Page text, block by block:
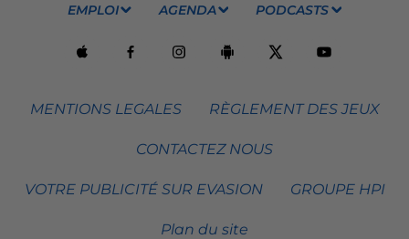
EMPLOI AGENDA PODCASTS
MENTIONS LEGALES RÈGLEMENT DES JEUX
CONTACTEZ NOUS
VOTRE PUBLICITÉ SUR EVASION GROUPE HPI
Plan du site